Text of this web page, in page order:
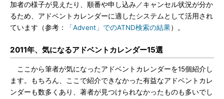
加者の様子が見えたり、順番や申し込み／キャンセル状況が分か
るため、アドベントカレンダーに適したシステムとして活用され
ています（参考：
「Advent」でのATND検索の結果）。
2011年、気になるアドベントカレンダー15選
ここから筆者が気になったアドベントカレンダーを15個紹介し
ます。もちろん、ここで紹介できなかった有益なアドベントカレ
ンダーも数多くあり、著者が見つけられなかったものも多いでし